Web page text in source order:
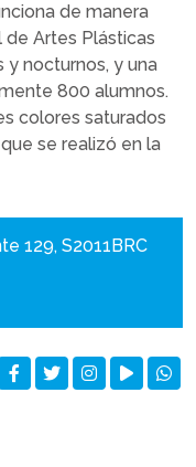
de manera
de Artes Plásticas
y nocturnos, y una
800 alumnos.
colores saturados
se realizó en la
129, S2011BRC